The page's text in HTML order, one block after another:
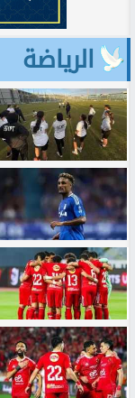
الرياضة